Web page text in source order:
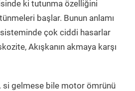
ki tutunma özelliğini
başlar. Bunun anlamı
çok ciddi hasarlar
Akışkanın akmaya karşı
si gelmese bile motor ömrünü